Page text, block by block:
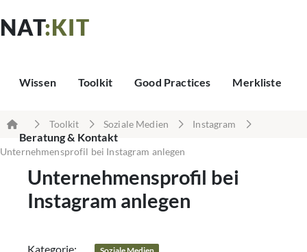
NAT:KIT
Wissen Toolkit Good Practices Merkliste
Beratung & Kontakt
Toolkit Soziale Medien Instagram
Unternehmensprofil bei Instagram anlegen
Unternehmensprofil bei
Instagram anlegen
Kategorie: Soziale Medien